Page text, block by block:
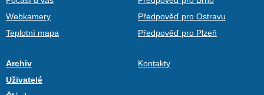
Webkamery
Teplotní mapa
Předpověď pro Ostravu
Předpověď pro Plzeň
Archiv
Uživatelé
Kontakty